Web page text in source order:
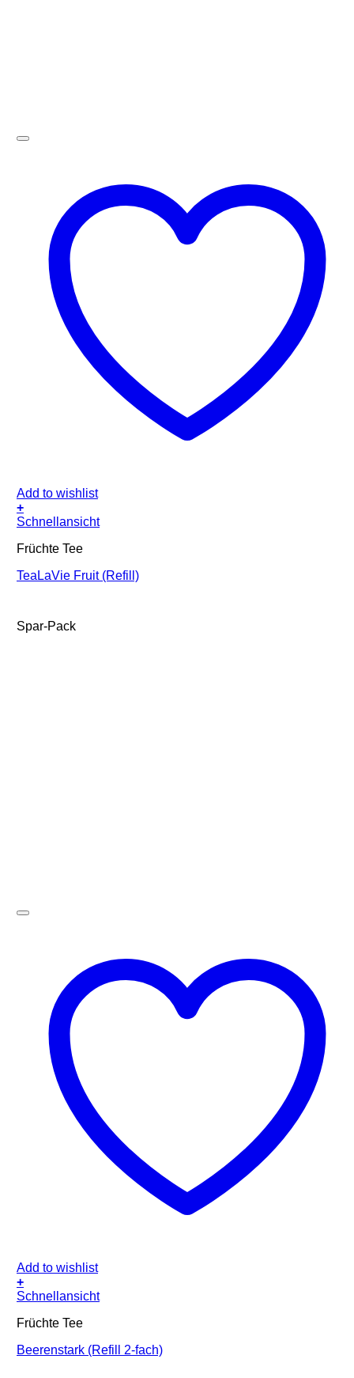
Add to wishlist
+
Schnellansicht
Früchte Tee
TeaLaVie Fruit (Refill)
Spar-Pack
Add to wishlist
+
Schnellansicht
Früchte Tee
Beerenstark (Refill 2-fach)